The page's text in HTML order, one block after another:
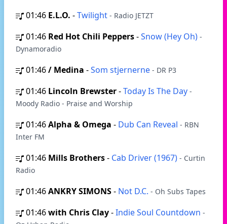
01:46 E.L.O. -Twilight - Radio JETZT
01:46 Red Hot Chili Peppers-Snow (Hey Oh) -
Dynamoradio
01:46/ Medina -Som stjernerne - DR P3
01:46 Lincoln Brewster-Today Is The Day -
Moody Radio - Praise and Worship
01:46Alpha & Omega - Dub Can Reveal - RBN
Inter FM
01:46 Mills Brothers- Cab Driver (1967) - Curtin
Radio
01:46ANKRY SIMONS- Not D.C. - Oh Subs Tapes
01:46with Chris Clay-Indie Soul Countdown -